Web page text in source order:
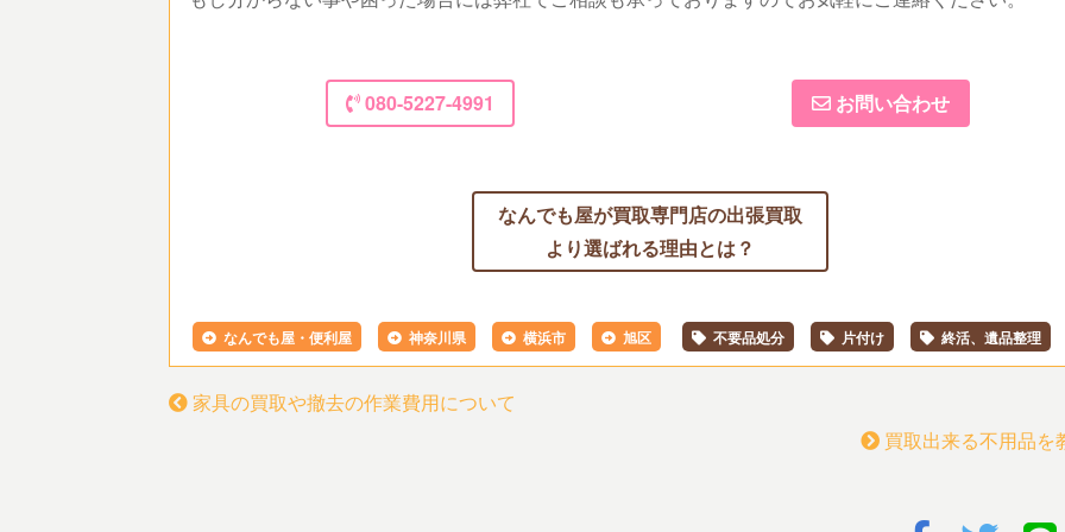
080-5227-4991 お問い合わせ
なんでも屋が買取専門店の出張買取
より選ばれる理由とは？
なんでも屋・便利屋 神奈川県 横浜市 旭区 不要品処分 片付け 終活、遺品整理
家具の買取や撤去の作業費用について
買取出来る不用品を